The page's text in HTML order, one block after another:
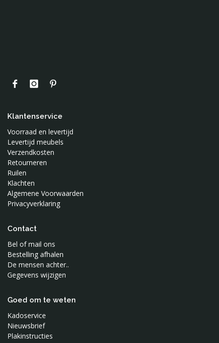
Klantenservice
Voorraad en levertijd
Levertijd meubels
Verzendkosten
Retourneren
Ruilen
Klachten
Algemene Voorwaarden
Privacyverklaring
Contact
Bel of mail ons
Bestelling afhalen
De mensen achter..
Gegevens wijzigen
Goed om te weten
Kadoservice
Nieuwsbrief
Plakinstructies